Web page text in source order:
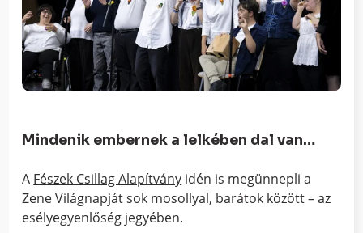
Mindenik embernek a lelkében dal van…
A Fészek Csillag Alapítvány idén is megünnepli a
Zene Világnapját sok mosollyal, barátok között – az
esélyegyenlőség jegyében.